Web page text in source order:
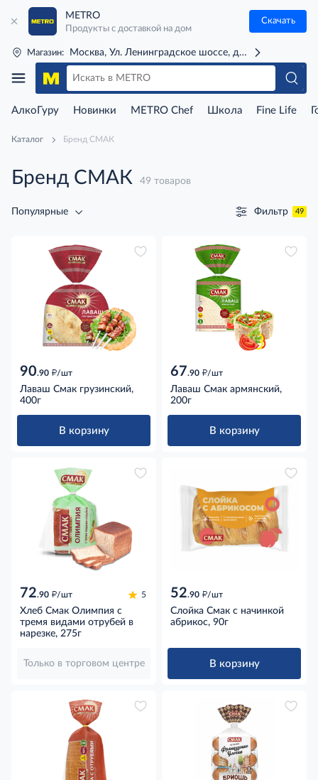
METRO
Продукты с доставкой на дом
Скачать
Магазин: Москва, Ул. Ленинградское шоссе, д. 71Г (м. Речной
АлкоГуру Новинки METRO Chef Школа Fine Life
Каталог Бренд СМАК
Бренд СМАК 49 товаров
Популярные Фильтр 49
90.90 д/шт
Лаваш Смак грузинский,
400г
В корзину
67.90 д/шт
Лаваш Смак армянский,
200г
В корзину
72.90 д/шт 5
Хлеб Смак Олимпия с
тремя видами отрубей в
нарезке, 275г
Только в торговом центре
52.90 д/шт
Слойка Смак с начинкой
абрикос, 90г
В корзину